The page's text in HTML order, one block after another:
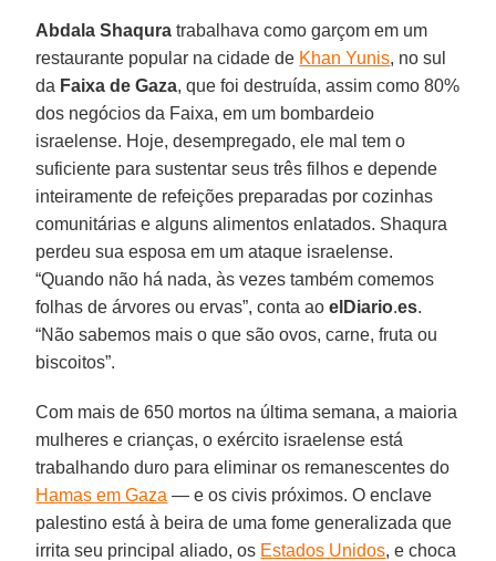
Abdala Shaqura trabalhava como garçom em um
restaurante popular na cidade de Khan Yunis, no sul
da Faixa de Gaza, que foi destruída, assim como 80%
dos negócios da Faixa, em um bombardeio
israelense. Hoje, desempregado, ele mal tem o
suficiente para sustentar seus três filhos e depende
inteiramente de refeições preparadas por cozinhas
comunitárias e alguns alimentos enlatados. Shaqura
perdeu sua esposa em um ataque israelense.
“Quando não há nada, às vezes também comemos
folhas de árvores ou ervas”, conta aoelDiario.es.
“Não sabemos mais o que são ovos, carne, fruta ou
biscoitos”.
Com mais de 650 mortos na última semana, a maioria
mulheres e crianças, o exército israelense está
trabalhando duro para eliminar os remanescentes do
Hamas em Gaza — e os civis próximos. O enclave
palestino está à beira de uma fome generalizada que
irrita seu principal aliado, os Estados Unidos, e choca